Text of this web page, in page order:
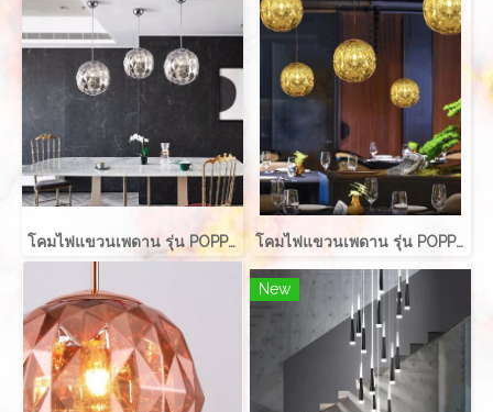
โคมไฟแขวนเพดาน รุ่น POPPIE EVE-00731 ขนาด 30x35 ซม. สำหรับใส่หลอด E27 จำนวน 1 ดวง โคมไฟแขวนเพดาน รุ่น POPPIE EVE-00731 ขนาด 30x35 ซม. สำหรับใส่หลอด E27 จำนวน 1 ดวง
New